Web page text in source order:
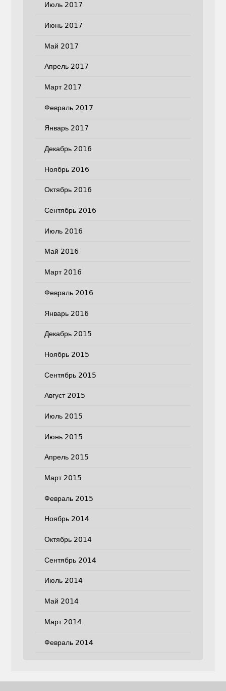
Июль 2017
Июнь 2017
Май 2017
Апрель 2017
Март 2017
Февраль 2017
Январь 2017
Декабрь 2016
Ноябрь 2016
Октябрь 2016
Сентябрь 2016
Июль 2016
Май 2016
Март 2016
Февраль 2016
Январь 2016
Декабрь 2015
Ноябрь 2015
Сентябрь 2015
Август 2015
Июль 2015
Июнь 2015
Апрель 2015
Март 2015
Февраль 2015
Ноябрь 2014
Октябрь 2014
Сентябрь 2014
Июль 2014
Май 2014
Март 2014
Февраль 2014